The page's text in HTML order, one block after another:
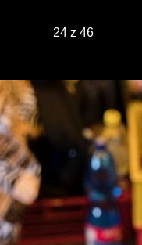
24 z 46